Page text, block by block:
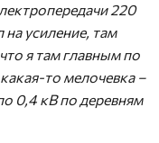
220
усиление, там
я там главным по
то мелочевка –
0,4 кВ по деревням